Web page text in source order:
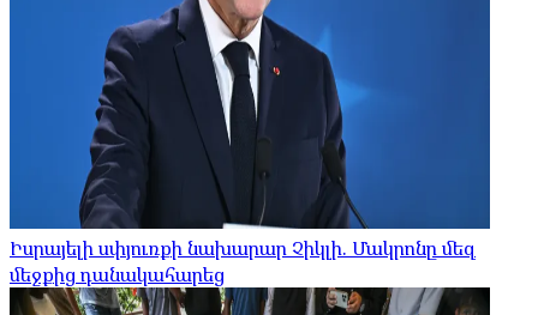
Իսրայելի սփյուռքի նախարար Չիկլի. Մակրոնը մեզ
մեջքից դանակահարեց